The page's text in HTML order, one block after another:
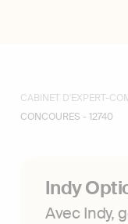
CABINET D'EXPERT-
CONCOURES - 12740
Indy
Avec Indy,